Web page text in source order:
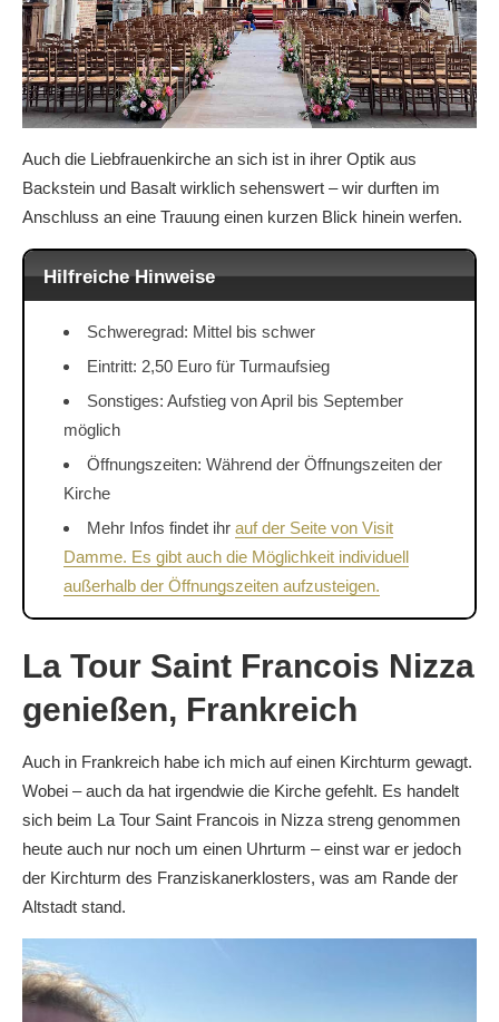
Auch die Liebfrauenkirche an sich ist in ihrer Optik aus
Backstein und Basalt wirklich sehenswert – wir durften im
Anschluss an eine Trauung einen kurzen Blick hinein werfen.
Hilfreiche Hinweise
Schweregrad: Mittel bis schwer
Eintritt: 2,50 Euro für Turmaufsieg
Sonstiges: Aufstieg von April bis September
möglich
Öffnungszeiten: Während der Öffnungszeiten der
Kirche
Mehr Infos findet ihr auf der Seite von Visit
Damme. Es gibt auch die Möglichkeit individuell
außerhalb der Öffnungszeiten aufzusteigen.
La Tour Saint Francois Nizza
genießen, Frankreich
Auch in Frankreich habe ich mich auf einen Kirchturm gewagt.
Wobei – auch da hat irgendwie die Kirche gefehlt. Es handelt
sich beim La Tour Saint Francois in Nizza streng genommen
heute auch nur noch um einen Uhrturm – einst war er jedoch
der Kirchturm des Franziskanerklosters, was am Rande der
Altstadt stand.